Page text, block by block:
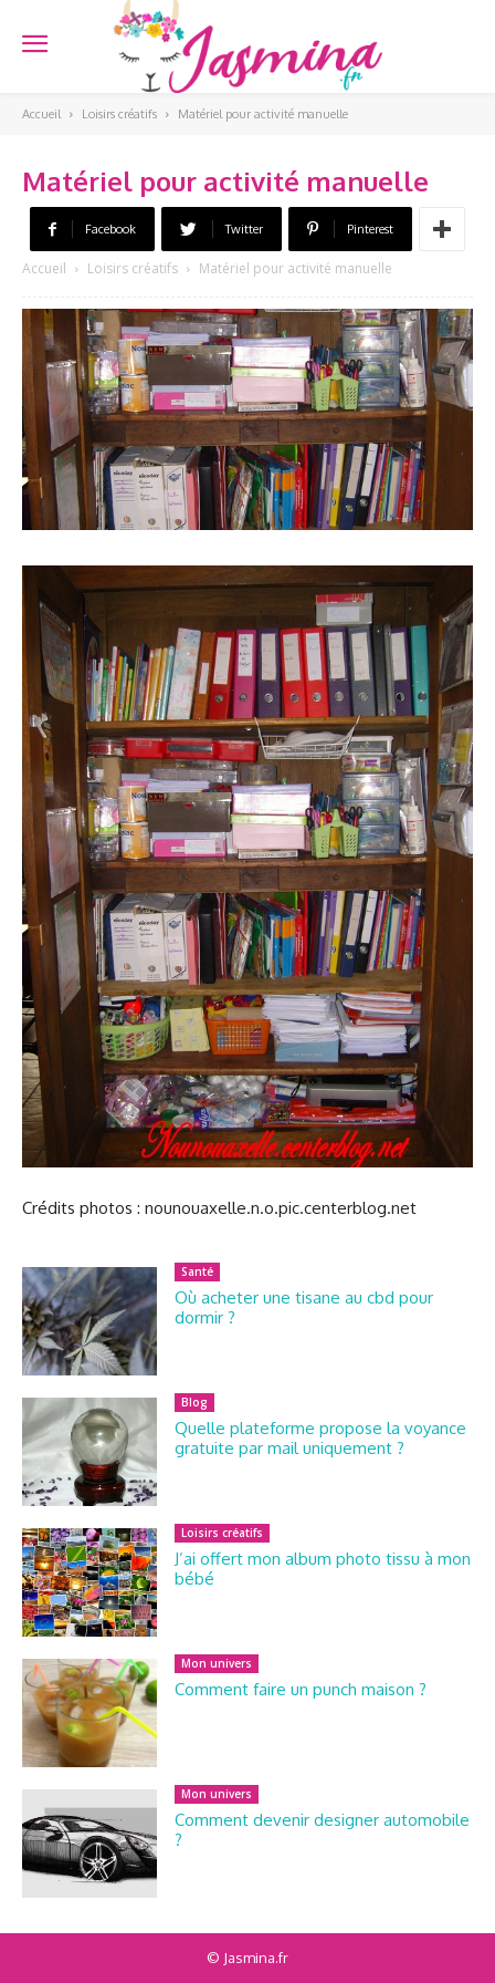
Accueil Loisirs créatifs Matériel pour activité manuelle
Matériel pour activité manuelle
Facebook Twitter Pinterest
Accueil Loisirs créatifs Matériel pour activité manuelle
Crédits photos : nounouaxelle.n.o.pic.centerblog.net
Santé
Où acheter une tisane au cbd pour
dormir ?
Blog
Quelle plateforme propose la voyance
gratuite par mail uniquement ?
Loisirs créatifs
J’ai offert mon album photo tissu à mon
bébé
Mon univers
Comment faire un punch maison ?
Mon univers
Comment devenir designer automobile
?
© Jasmina.fr